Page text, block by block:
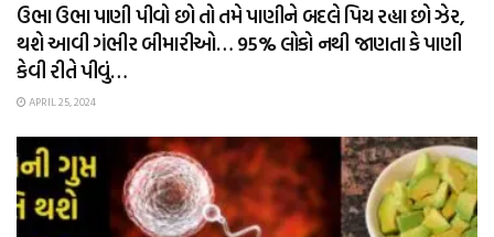
ઉભા ઉભા પાણી પીવો છો તો તમે પાણીને બદલે પિય રહ્યા છો ઝેર,
થશે આવી ગંભીર બીમારીઓ… 95% લોકો નથી જાણતા કે પાણી
કેવી રીતે પીવું…
APRIL 25, 2024